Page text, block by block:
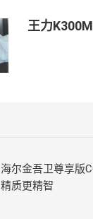
王力
海尔金吾卫尊享版
精质更精智